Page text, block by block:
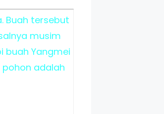
Buah tersebut
musim
buah Yangmei
adalah